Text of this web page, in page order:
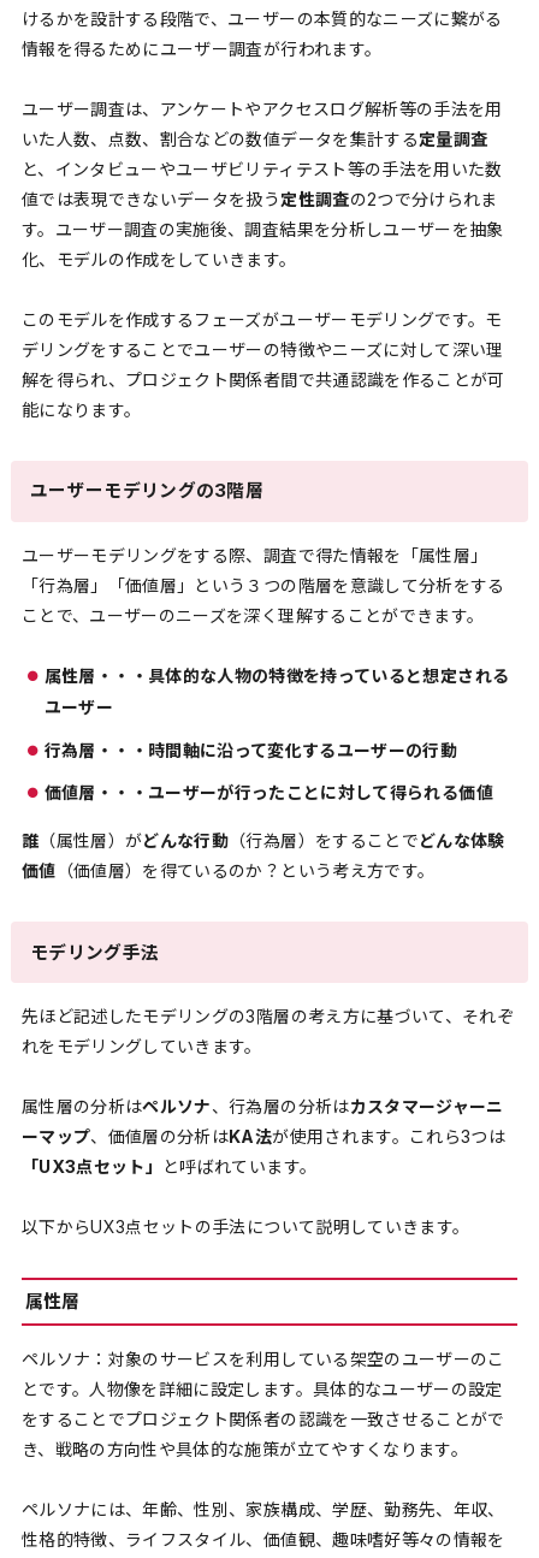
けるかを設計する段階で、ユーザーの本質的なニーズに繋がる
情報を得るためにユーザー調査が行われます。
ユーザー調査は、アンケートやアクセスログ解析等の手法を用
いた人数、点数、割合などの数値データを集計する定量調査
と、インタビューやユーザビリティテスト等の手法を用いた数
値では表現できないデータを扱う定性調査の2つで分けられま
す。ユーザー調査の実施後、調査結果を分析しユーザーを抽象
化、モデルの作成をしていきます。
このモデルを作成するフェーズがユーザーモデリングです。モ
デリングをすることでユーザーの特徴やニーズに対して深い理
解を得られ、プロジェクト関係者間で共通認識を作ることが可
能になります。
ユーザーモデリングの3階層
ユーザーモデリングをする際、調査で得た情報を「属性層」
「行為層」「価値層」という３つの階層を意識して分析をする
ことで、ユーザーのニーズを深く理解することができます。
属性層・・・具体的な人物の特徴を持っていると想定される
ユーザー
行為層・・・時間軸に沿って変化するユーザーの行動
価値層・・・ユーザーが行ったことに対して得られる価値
誰（属性層）がどんな行動 （行為層）をすることでどんな体験
価値 （価値層）を得ているのか？という考え方です。
モデリング手法
先ほど記述したモデリングの3階層の考え方に基づいて、それぞ
れをモデリングしていきます。
属性層の分析はペルソナ、行為層の分析はカスタマージャーニ
ーマップ、価値層の分析はKA法が使用されます。これら3つは
「UX3点セット」
と呼ばれています。
以下からUX3点セットの手法について説明していきます。
属性層
ペルソナ：対象のサービスを利用している架空のユーザーのこ
とです。人物像を詳細に設定します。具体的なユーザーの設定
をすることでプロジェクト関係者の認識を一致させることがで
き、戦略の方向性や具体的な施策が立てやすくなります。
ペルソナには、年齢、性別、家族構成、学歴、勤務先、年収、
性格的特徴、ライフスタイル、価値観、趣味嗜好等々の情報を